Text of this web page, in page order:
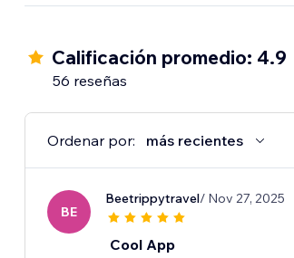
Calificación promedio: 4.9
56 reseñas
Ordenar por: más recientes
BE
Beetrippytravel/ Nov 27, 2025
Cool App